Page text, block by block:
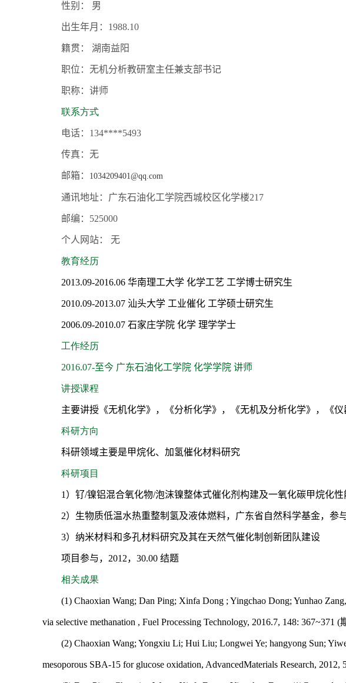
性别： 男
出生年月： 1988.10
籍贯： 湖南益阳
职位：无机分析教研室主任兼支部书记
职称：讲师
联系方式
电话： 134****5493
传真：无
邮箱： 1034209401@qq.com
通讯地址：广东石油化工学院西城校区化学楼217
邮编： 525000
个人网站： 无
教育经历
2013.09-2016.06 华南理工大学 化学工艺 工学博士研究生
2010.09-2013.07 汕头大学 工业催化 工学硕士研究生
2006.09-2010.07 石家庄学院 化学 理学学士
工作经历
2016.07-至今 广东石油化工学院 化学学院 讲师
讲授课程
主要讲授《无机化学》，《分析化学》，《无机及分析化学》，《
科研方向
科研领域主要是甲烷化、加氢催化材料研究
科研项目
1 ）钌/镍铝混合氧化物/泡沫镍整体式催化剂构建及一氧化碳甲烷化性
2）生物质低温水热重整制氢及液体燃料，广东省自然科学基金，参与
3）纳米材料和多孔材料研究及其在天然气催化制创新团队建设
项目参与， 2012， 30.00 结题
相关成果
(1) Chaoxian Wang; Dan Ping; Xinfa Dong ; Yingchao Dong; Yunhao
via selective methanation , Fuel Processing Technology, 2016.7, 148: 367~371 (
(2) Chaoxian Wang; Yongxiu Li; Hui Liu; Longwei Ye; hangyong Sun;
mesoporous SBA-15 for glucose oxidation, AdvancedMaterials Research, 2012,